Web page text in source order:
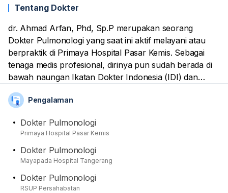
Tentang Dokter
dr. Ahmad Arfan, Phd, Sp.P merupakan seorang
Dokter Pulmonologi yang saat ini aktif melayani atau
berpraktik di Primaya Hospital Pasar Kemis. Sebagai
tenaga medis profesional, dirinya pun sudah berada di
bawah naungan Ikatan Dokter Indonesia (IDI) dan
Perhimpunan Dokter Paru Indonesia (PDPI). Dirinya
dapat membantu para pasien yang mempunyai keluhan
dengan memberikan tindakan pemeriksaan, konsultasi,
pengobatan, dan tindakan medis yang diperlukan. Dari
sisi akademis, beliau telah menamatkan pendidikan
spesialisnya di Universitas Indonesia setelah
sebelumnya menyelesaikan pendidikan medis Sarjana
Kedokteran serta Profesi di Universitas Indonesia. dr.
Pengalaman
Dokter Pulmonologi
Primaya Hospital Pasar Kemis
Dokter Pulmonologi
Mayapada Hospital Tangerang
Dokter Pulmonologi
RSUP Persahabatan